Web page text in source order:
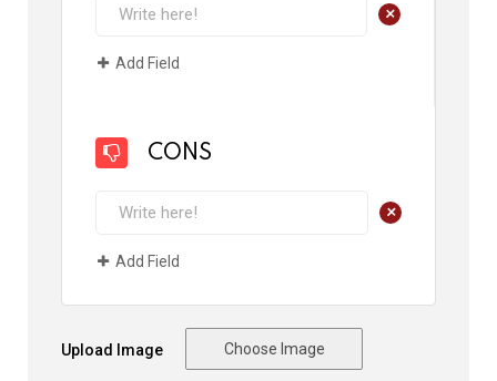
+
Add Field
CONS
+
Add Field
Upload Image Choose Image